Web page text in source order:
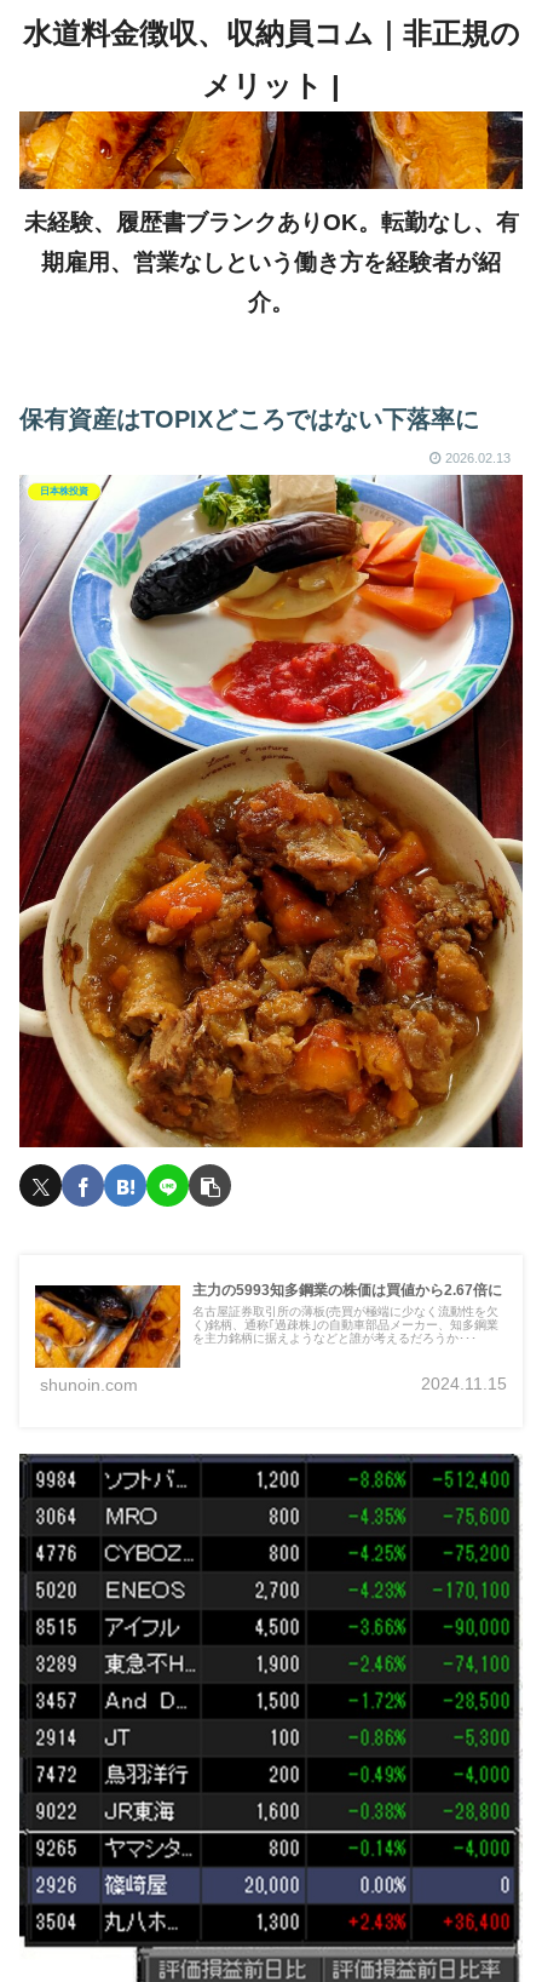
未経験、履歴書ブランクありOK。転勤なし、有
期雇用、営業なしという働き方を経験者が紹
介。
保有資産はTOPIXどころではない下落率に
2026.02.13
日本株投資
主力の5993知多鋼業の株価は買値から2.67倍に
名古屋証券取引所の薄板(売買が極端に少なく流動性を欠
く)銘柄、通称｢過疎株｣の自動車部品メーカー、知多鋼業
を主力銘柄に据えようなどと誰が考えるだろうか･･･
shunoin.com 2024.11.15